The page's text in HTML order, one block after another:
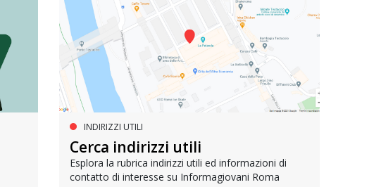
FORMAZIONE POST DIPLOMA
La formazione per l’editoria
Lavorare nell'editoria è il sogno di molti: ecco la
INDIRIZZI UTILI
Cerca indirizzi utili
Esplora la rubrica indirizzi utili ed informazioni di
contatto di interesse su Informagiovani Roma